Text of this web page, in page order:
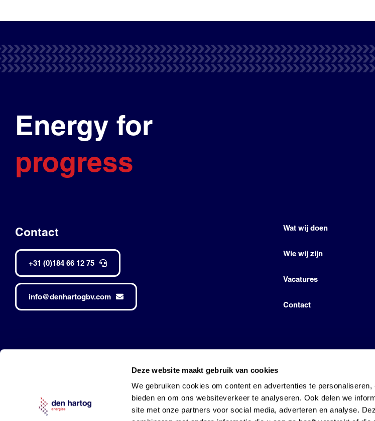
Deze website maakt gebruik van cookies
We gebruiken cookies om content en advertenties te
bieden en om ons websiteverkeer te analyseren. Ook delen we
site met onze partners voor social media, adverteren en analyse.
Energy for
progress
Contact
+31 (0)184 66 12 75
info@denhartogbv.com
Wat wij doen
Wie wij zijn
Vacatures
Contact
Den Hartog • Alle rechten voorbehouden •
Made by Robuust
and used under license by Den Hartog Energies